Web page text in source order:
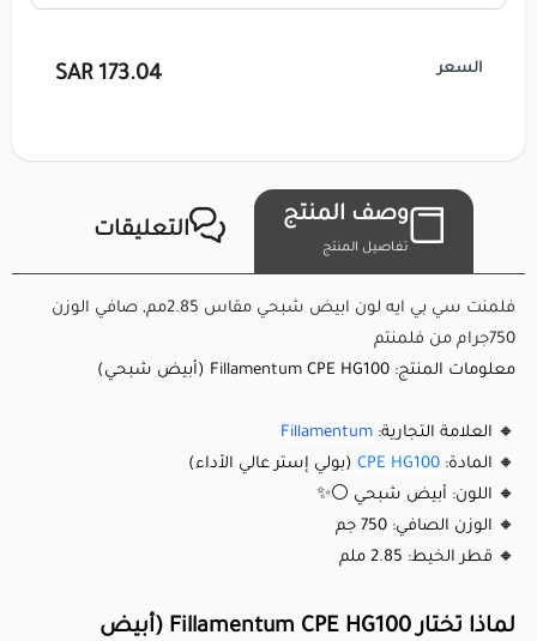
ميكانيكية ممتازة، مقاومة كيميائية، وسطحًا أملسًا شفافًا جزئيًا.
ما الذي يجعله مميزًا؟
🔹 سطح شفاف جزئي باللون الأبيض الشبحي: درجة بيضاء نقية
مع وميض شفاف، تضيف لمسة من الأناقة والعصرية لأي
للصدمات والمتانة، مما يجعله مثاليًا للأجزاء الوظيفية والطويلة
الأمد.
🔹 مقاومة كيميائية: يقاوم الزيوت، الشحوم والعديد من المواد
🔹 تشوه أقل: استقرار بُعدي ممتاز، حتى للطباعة الكبيرة
السعر 173.04 SAR
وصف المنتج
تفاصيل المنتج
التعليقات
فلمنت سي بي ايه لون ابيض شبحي مقاس 2.85مم, صافي الوزن
750جرام من فلمنتم
معلومات المنتج: Fillamentum CPE HG100 (أبيض شبحي)
🔸 العلامة التجارية: Fillamentum
🔸 المادة: CPE HG100 (بولي إستر عالي الأداء)
🔸 اللون: أبيض شبحي ⚪✨
🔸 الوزن الصافي: 750 جم
🔸 قطر الخيط: 2.85 ملم
لماذا تختار Fillamentum CPE HG100 (أبيض